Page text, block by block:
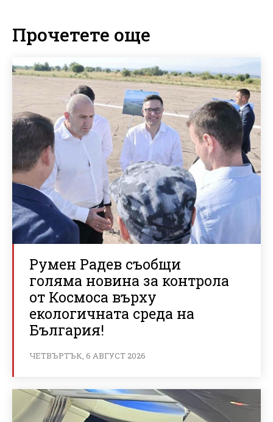
Прочетете още
Румен Радев съобщи
голяма новина за контрола
от Космоса върху
екологичната среда на
България!
ЧЕТВЪРТЪК, 6 АВГУСТ 2026